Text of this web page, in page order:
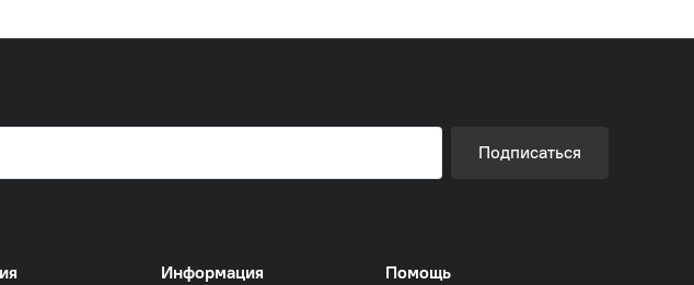
Подписаться
Информация Помощь